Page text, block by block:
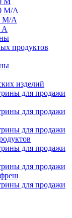
M/A
M/A
A
продуктов
изделий
для продажи
для продажи
для продажи
для продажи
для продажи
для продажи